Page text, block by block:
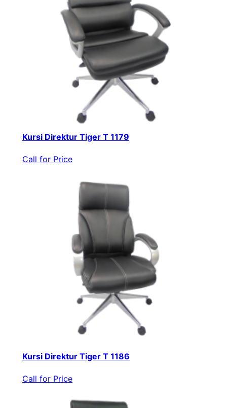
Kursi Direktur Tiger T 1179
Call for Price
Kursi Direktur Tiger T 1186
Call for Price